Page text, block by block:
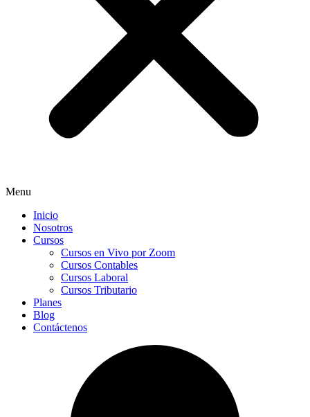
Menu
Inicio
Nosotros
Cursos
Cursos en Vivo por Zoom
Cursos Contables
Cursos Laboral
Cursos Tributario
Planes
Blog
Contáctenos